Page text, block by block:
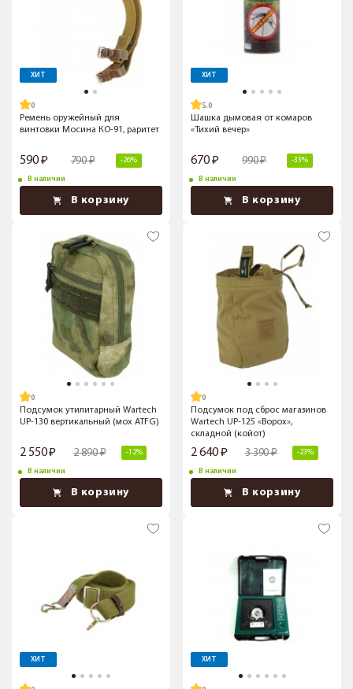
ХИТ
Ремень оружейный для
винтовки Мосина КО-91, раритет
590 790 -26%
В наличии
В корзину
ХИТ
5.0
Шашка дымовая от комаров
«Тихий вечер»
670 990 -33%
В наличии
В корзину
Подсумок утилитарный Wartech
UP-130 вертикальный (мох ATFG)
2 550 2 890 -12%
В наличии
В корзину
Подсумок под сброс магазинов
Wartech UP-125 «Ворох»,
складной (койот)
2 640 3 390 -23%
В наличии
В корзину
ХИТ ХИТ